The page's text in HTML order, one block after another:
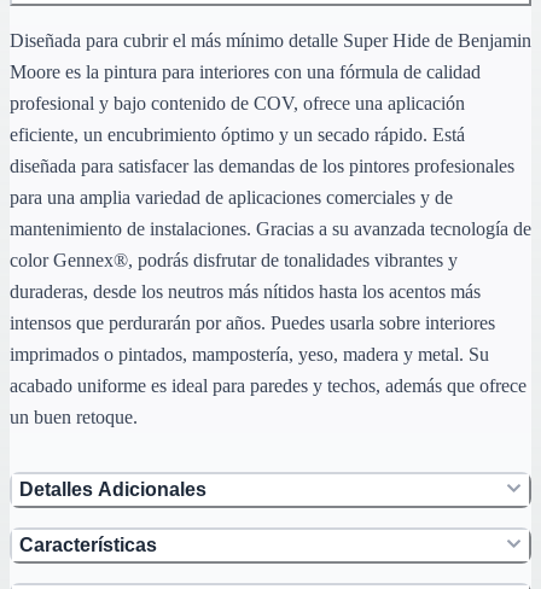
Diseñada para cubrir el más mínimo detalle Super Hide de Benjamin
Moore es la pintura para interiores con una fórmula de calidad
profesional y bajo contenido de COV, ofrece una aplicación
eficiente, un encubrimiento óptimo y un secado rápido. Está
diseñada para satisfacer las demandas de los pintores profesionales
para una amplia variedad de aplicaciones comerciales y de
mantenimiento de instalaciones. Gracias a su avanzada tecnología de
color Gennex®, podrás disfrutar de tonalidades vibrantes y
duraderas, desde los neutros más nítidos hasta los acentos más
intensos que perdurarán por años. Puedes usarla sobre interiores
imprimados o pintados, mampostería, yeso, madera y metal. Su
acabado uniforme es ideal para paredes y techos, además que ofrece
un buen retoque.
Detalles Adicionales
Características